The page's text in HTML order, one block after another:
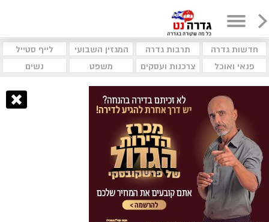
חדשות גדרה תרבות גדרה המגזין השבועי
לייף סטייל
פנאי ואוכל
צרכנות ועסקים משפט נשים